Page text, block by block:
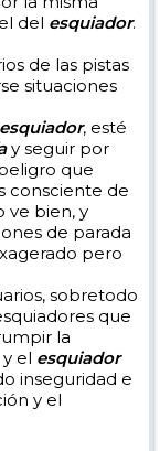
del esquiador.
de las pistas
situaciones
esquiador, esté
y seguir por
que
consciente de
ve bien, y
de parada
pero
sobretodo
que
la
el esquiador
inseguridad e
y el